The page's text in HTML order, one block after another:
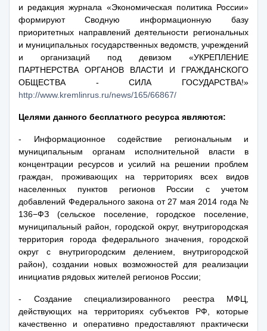
и редакция журнала «Экономическая политика России»
формируют Сводную информационную базу
приоритетных направлений деятельности региональных
и муниципальных государственных ведомств, учреждений
и организаций под девизом «УКРЕПЛЕНИЕ
ПАРТНЕРСТВА ОРГАНОВ ВЛАСТИ И ГРАЖДАНСКОГО
ОБЩЕСТВА - СИЛА ГОСУДАРСТВА!»
http://www.kremlinrus.ru/news/165/66867/
Целями данного бесплатного ресурса являются:
- Информационное содействие региональным и
муниципальным органам исполнительной власти в
концентрации ресурсов и усилий на решении проблем
граждан, проживающих на территориях всех видов
населенных пунктов регионов России с учетом
добавлений Федерального закона от 27 мая 2014 года №
136−ФЗ (сельское поселение, городское поселение,
муниципальный район, городской округ, внутригородская
территория города федерального значения, городской
округ с внутригородским делением, внутригородской
район), создании новых возможностей для реализации
инициатив рядовых жителей регионов России;
- Создание специализированного реестра МФЦ,
действующих на территориях субъектов РФ, которые
качественно и оперативно предоставляют практически